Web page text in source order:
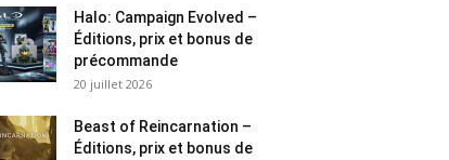
Halo: Campaign Evolved –
Éditions, prix et bonus de
précommande
20 juillet 2026
Beast of Reincarnation –
Éditions, prix et bonus de